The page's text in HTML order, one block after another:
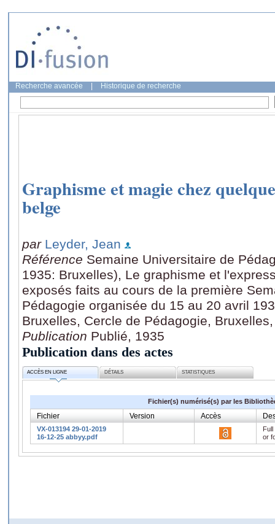
Recherche avancée Historique de recherche
Graphisme et magie chez
belge
par Leyder, Jean
Référence Semaine Universitaire de
1935: Bruxelles), Le graphisme et
exposés faits au cours de la première
Pédagogie organisée du 15 au 20 avril
Bruxelles, Cercle de Pédagogie, Bruxelles,
Publication Publié, 1935
Publication dans des actes
ACCÈS EN LIGNE DÉTAILS STATISTIQUES
Fichier(s) numérisé(s) par les
Fichier Version Accès
VX-013194 29-01-2019
16-12-25 abbyy.pdf
or